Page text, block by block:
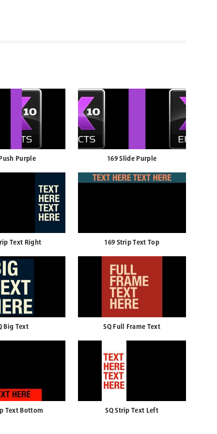
Purple 169 Slide Purple
Text Right 169 Strip Text Top
Big Text SQ Full Frame Text
Text Bottom SQ Strip Text Left